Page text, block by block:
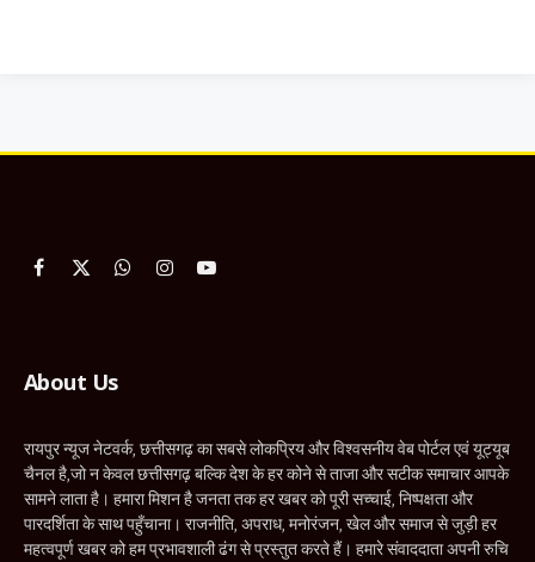
Facebook
X
WhatsApp
InstagramYouTube
About Us
रायपुर न्यूज नेटवर्क, छत्तीसगढ़ का सबसे लोकप्रिय और विश्वसनीय वेब पोर्टल एवं यूट्यूब
चैनल है,जो न केवल छत्तीसगढ़ बल्कि देश के हर कोने से ताजा और सटीक समाचार आपके
सामने लाता है। हमारा मिशन है जनता तक हर खबर को पूरी सच्चाई, निष्पक्षता और
पारदर्शिता के साथ पहुँचाना। राजनीति, अपराध, मनोरंजन, खेल और समाज से जुड़ी हर
महत्वपूर्ण खबर को हम प्रभावशाली ढंग से प्रस्तुत करते हैं। हमारे संवाददाता अपनी रुचि